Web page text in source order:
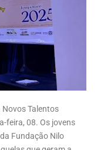
Novos Talentos
feira, 08. Os jovens
Fundação Nilo